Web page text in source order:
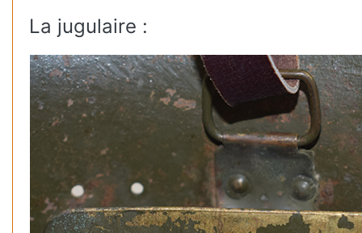
La jugulaire :